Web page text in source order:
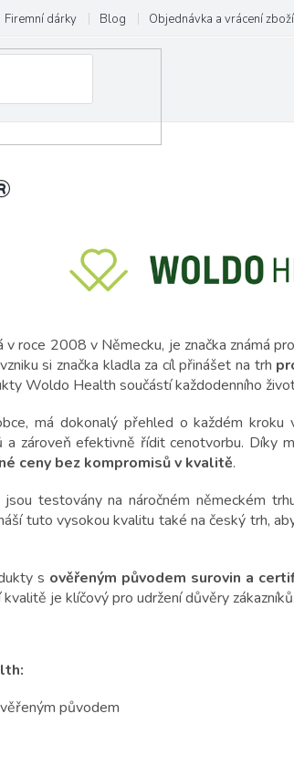
Firemní dárky Blog Objednávka a vrácení zboží
v roce 2008 v Německu, je značka známá
si značka kladla za cíl přinášet na trh
Woldo Health součástí každodenního
má dokonalý přehled o každém kroku
zároveň efektivně řídit cenotvorbu. Díky
ceny bez kompromisů v kvalitě.
testovány na náročném německém
tuto vysokou kvalitu také na český trh,
s ověřeným původem surovin a
je klíčový pro udržení důvěry zákazníků.
původem